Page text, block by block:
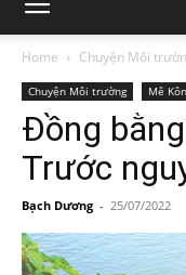
Home Chuyện Môi
Chuyện Môi trường Mê
Đồng
Trước
Bạch Dương - 25/07/2022